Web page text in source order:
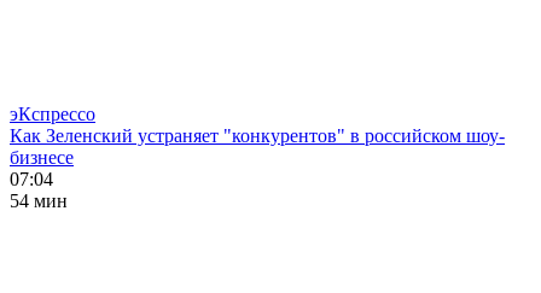
эКспрессо
Как Зеленский устраняет "конкурентов" в российском шоу-
бизнесе
07:04
54 мин